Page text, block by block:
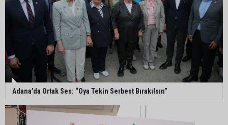
Adanalı 13 yaşındaki Ela Nur şelalede hayatını
kaybetti
Adanalı NASA astronotu Deniz Burnham uzaya
gidiyor
Kozan’da üreticilere yangın ve anız uyarısı
Adana’da Ortak Ses: “Oya Tekin Serbest Bırakılsın”